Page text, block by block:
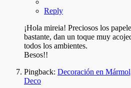
Reply
¡Hola mireia! Preciosos los
bastante, dan un toque muy
todos los ambientes.
Besos!!
Pingback: Decoración en
Deco